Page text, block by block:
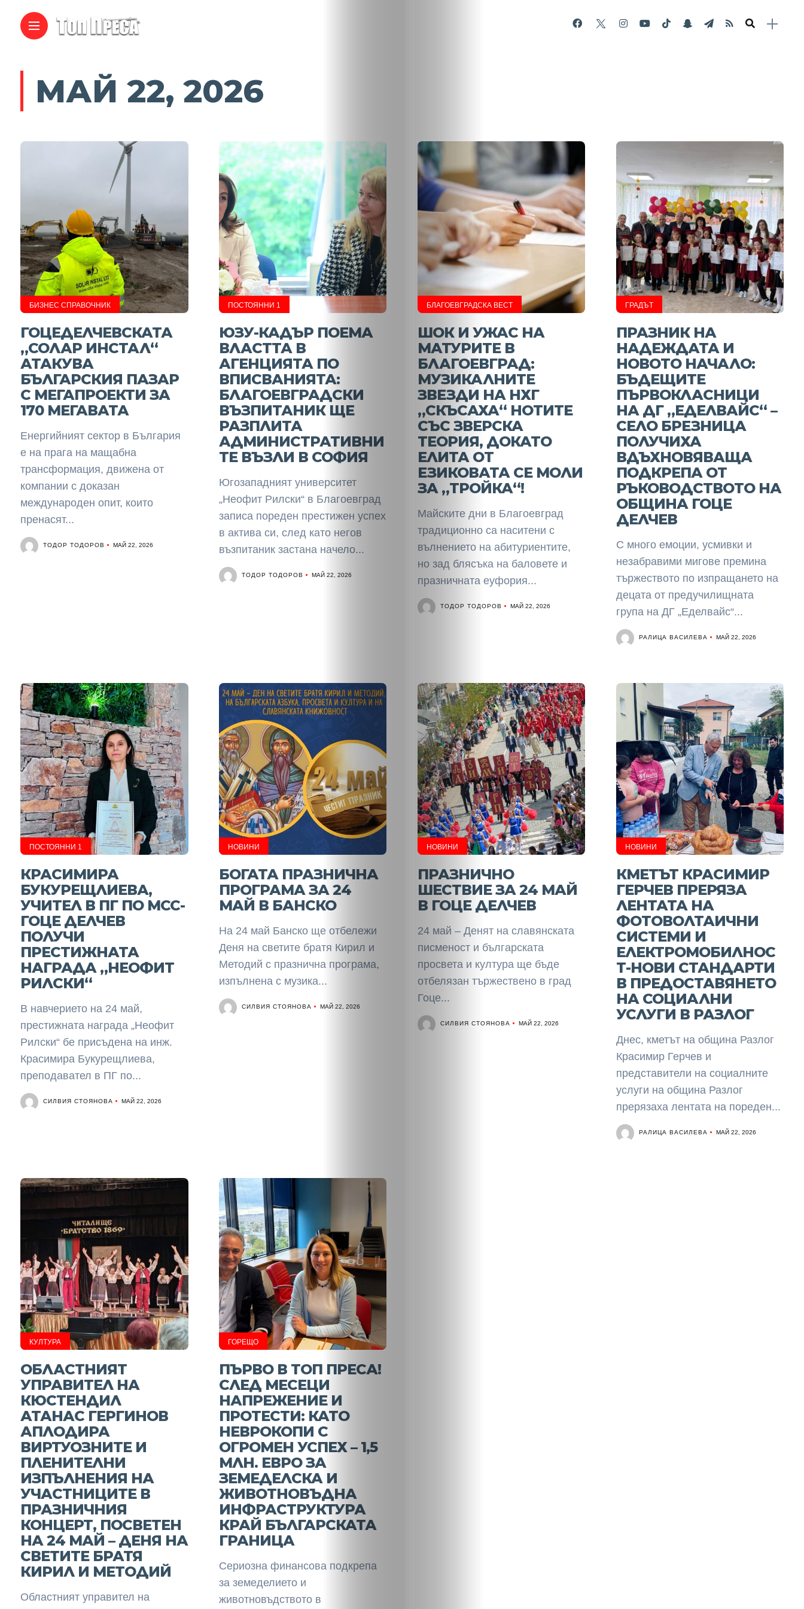
НАЧАЛО
Политика
Разследване
Спорт
Скандали
Култура
Таблоид
Новини
Search
МАЙ 22, 2026
БИЗНЕС СПРАВОЧНИК
ГОЦЕДЕЛЧЕВСКАТА
„СОЛАР ИНСТАЛ“
АТАКУВА
БЪЛГАРСКИЯ ПАЗАР
С МЕГАПРОЕКТИ ЗА
170 МЕГАВАТА
Енергийният сектор в България
е на прага на мащабна
трансформация, движена от
компании с доказан
международен опит, които
пренасят...
ТОДОР ТОДОРОВ МАЙ 22, 2026
ПОСТОЯННИ 1
ЮЗУ-КАДЪР ПОЕМА
ВЛАСТТА В
АГЕНЦИЯТА ПО
ВПИСВАНИЯТА:
БЛАГОЕВГРАДСКИ
ВЪЗПИТАНИК ЩЕ
РАЗПЛИТА
АДМИНИСТРАТИВНИ
ТЕ ВЪЗЛИ В СОФИЯ
Югозападният университет
„Неофит Рилски“ в Благоевград
записа пореден престижен успех
в актива си, след като негов
възпитаник застана начело...
ТОДОР ТОДОРОВ МАЙ 22, 2026
БЛАГОЕВГРАДСКА ВЕСТ
ШОК И УЖАС НА
МАТУРИТЕ В
БЛАГОЕВГРАД:
МУЗИКАЛНИТЕ
ЗВЕЗДИ НА НХГ
„СКЪСАХА“ НОТИТЕ
СЪС ЗВЕРСКА
ТЕОРИЯ, ДОКАТО
ЕЛИТА ОТ
ЕЗИКОВАТА СЕ МОЛИ
ЗА „ТРОЙКА“!
Майските дни в Благоевград
традиционно са наситени с
вълнението на абитуриентите,
но зад блясъка на баловете и
празничната еуфория...
ТОДОР ТОДОРОВ МАЙ 22, 2026
ГРАДЪТ
ПРАЗНИК НА
НАДЕЖДАТА И
НОВОТО НАЧАЛО:
БЪДЕЩИТЕ
ПЪРВОКЛАСНИЦИ
НА ДГ „ЕДЕЛВАЙС“ –
СЕЛО БРЕЗНИЦА
ПОЛУЧИХА
ВДЪХНОВЯВАЩА
ПОДКРЕПА ОТ
РЪКОВОДСТВОТО НА
ОБЩИНА ГОЦЕ
ДЕЛЧЕВ
С много емоции, усмивки и
незабравими мигове премина
тържеството по изпращането на
децата от предучилищната
група на ДГ „Еделвайс“...
РАЛИЦА ВАСИЛЕВА МАЙ 22, 2026
ПОСТОЯННИ 1
КРАСИМИРА
БУКУРЕЩЛИЕВА,
УЧИТЕЛ В ПГ ПО МСС-
ГОЦЕ ДЕЛЧЕВ
ПОЛУЧИ
ПРЕСТИЖНАТА
НАГРАДА „НЕОФИТ
РИЛСКИ“
В навчерието на 24 май,
престижната награда „Неофит
Рилски“ бе присъдена на инж.
Красимира Букурещлиева,
преподавател в ПГ по...
СИЛВИЯ СТОЯНОВА МАЙ 22, 2026
НОВИНИ
БОГАТА ПРАЗНИЧНА
ПРОГРАМА ЗА 24
МАЙ В БАНСКО
На 24 май Банско ще отбележи
Деня на светите братя Кирил и
Методий с празнична програма,
изпълнена с музика...
СИЛВИЯ СТОЯНОВА МАЙ 22, 2026
НОВИНИ
ПРАЗНИЧНО
ШЕСТВИЕ ЗА 24 МАЙ
В ГОЦЕ ДЕЛЧЕВ
24 май – Денят на славянската
писменост и българската
просвета и култура ще бъде
отбелязан тържествено в град
Гоце...
СИЛВИЯ СТОЯНОВА МАЙ 22, 2026
НОВИНИ
КМЕТЪТ КРАСИМИР
ГЕРЧЕВ ПРЕРЯЗА
ЛЕНТАТА НА
ФОТОВОЛТАИЧНИ
СИСТЕМИ И
ЕЛЕКТРОМОБИЛНОС
Т-НОВИ СТАНДАРТИ
В ПРЕДОСТАВЯНЕТО
НА СОЦИАЛНИ
УСЛУГИ В РАЗЛОГ
Днес, кметът на община Разлог
Красимир Герчев и
представители на социалните
услуги на община Разлог
прерязаха лентата на пореден...
РАЛИЦА ВАСИЛЕВА МАЙ 22, 2026
КУЛТУРА
ОБЛАСТНИЯТ
УПРАВИТЕЛ НА
КЮСТЕНДИЛ
АТАНАС ГЕРГИНОВ
АПЛОДИРА
ВИРТУОЗНИТЕ И
ПЛЕНИТЕЛНИ
ИЗПЪЛНЕНИЯ НА
УЧАСТНИЦИТЕ В
ПРАЗНИЧНИЯ
КОНЦЕРТ, ПОСВЕТЕН
НА 24 МАЙ – ДЕНЯ НА
СВЕТИТЕ БРАТЯ
КИРИЛ И МЕТОДИЙ
Областният управител на
ГОРЕЩО
ПЪРВО В ТОП ПРЕСА!
СЛЕД МЕСЕЦИ
НАПРЕЖЕНИЕ И
ПРОТЕСТИ: КАТО
НЕВРОКОПИ С
ОГРОМЕН УСПЕХ – 1,5
МЛН. ЕВРО ЗА
ЗЕМЕДЕЛСКА И
ЖИВОТНОВЪДНА
ИНФРАСТРУКТУРА
КРАЙ БЪЛГАРСКАТА
ГРАНИЦА
Сериозна финансова подкрепа
за земеделието и
животновъдството в